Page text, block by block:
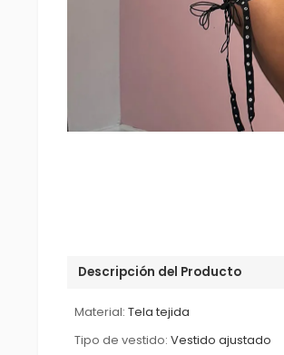
Descripción del Producto
Material: Tela tejida
Tipo de vestido: Vestido ajustado